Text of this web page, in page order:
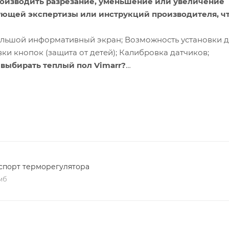
экспертизы или инструкций производителя,
информативный экран; Возможность установки
кнопок (защита от детей); Калибровка датчиков;
теплый пол Vimarr?
идеально подходят для использования в
эффективность использования электроэнергии в
терморегулятора